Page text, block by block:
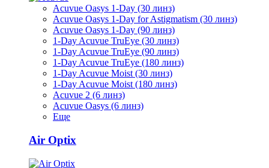
Acuvue Oasys 1-Day (30 линз)
Acuvue Oasys 1-Day for Astigmatism (30 линз)
Acuvue Oasys 1-Day (90 линз)
1-Day Acuvue TruEye (30 линз)
1-Day Acuvue TruEye (90 линз)
1-Day Acuvue TruEye (180 линз)
1-Day Acuvue Moist (30 линз)
1-Day Acuvue Moist (180 линз)
Acuvue 2 (6 линз)
Acuvue Oasys (6 линз)
Еще
Air Optix